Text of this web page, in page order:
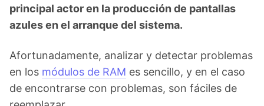
principal actor en la producción de pantallas
azules en el arranque del sistema.
Afortunadamente, analizar y detectar problemas
en los módulos de RAM es sencillo, y en el caso
de encontrarse con problemas, son fáciles de